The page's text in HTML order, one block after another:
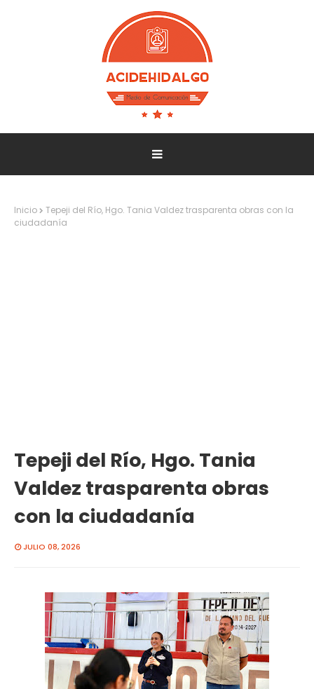
Inicio
Tepeji del Río, Hgo. Tania Valdez trasparenta obras con la
ciudadanía
Tepeji del Río, Hgo. Tania
Valdez trasparenta obras
con la ciudadanía
JULIO 08, 2026